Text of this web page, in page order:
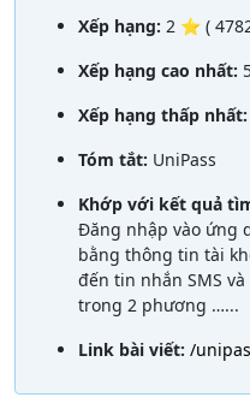
Xếp hạng: 2 ⭐ (
Xếp hạng cao nhất:
Xếp hạng thấp nhất:
Tóm tắt: UniPass
Khớp với kết quả
Đăng nhập vào ứng
bằng thông tin tài
đến tin nhắn SMS
trong 2 phương …...
Link bài viết: /